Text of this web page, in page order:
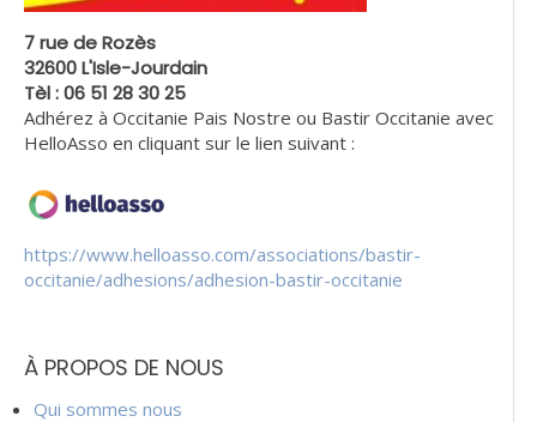
7 rue de Rozès
32600 L'Isle-Jourdain
Tèl : 06 51 28 30 25
Adhérez à Occitanie Pais Nostre ou Bastir Occitanie avec
HelloAsso en cliquant sur le lien suivant :
https://www.helloasso.com/associations/bastir-
occitanie/adhesions/adhesion-bastir-occitanie
À PROPOS DE NOUS
Qui sommes nous